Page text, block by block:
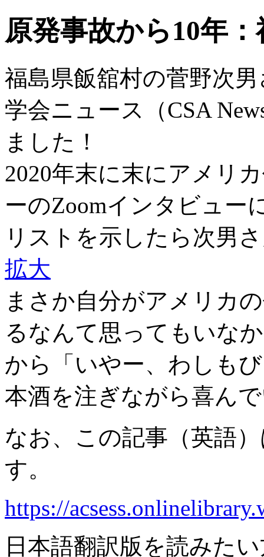
原発事故から10年
福島県飯舘村の菅野次
学会ニュース（CSA
ました！
2020年末に末にアメリ
ーのZoomインタビュー
リストを示したら次男
拡大
まさか自分がアメリカ
るなんて思ってもいな
から「いやー、わしも
本酒を注ぎながら喜ん
なお、この記事（英語
す。
https://
日本語翻訳版を読みた